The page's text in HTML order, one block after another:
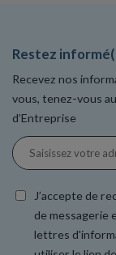
Restez
Recevez nos
vous, tenez-vous
d’Entreprise
J’accepte de
de messagerie
lettres